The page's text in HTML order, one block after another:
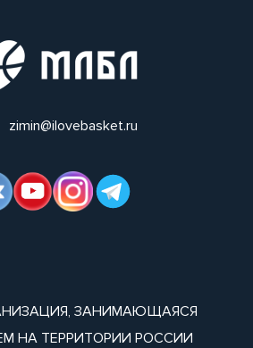
zimin@ilovebasket.ru
ЗАНИМАЮЩАЯСЯ
НА ТЕРРИТОРИИ РОССИИ